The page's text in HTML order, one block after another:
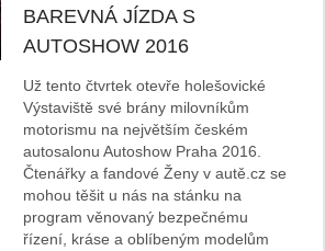
BAREVNÁ JÍZDA S
AUTOSHOW 2016
Už tento čtvrtek otevře holešovické
Výstaviště své brány milovníkům
motorismu na největším českém
autosalonu Autoshow Praha 2016.
Čtenářky a fandové Ženy v autě.cz se
mohou těšit u nás na stánku na
program věnovaný bezpečnému
řízení, kráse a oblíbeným modelům